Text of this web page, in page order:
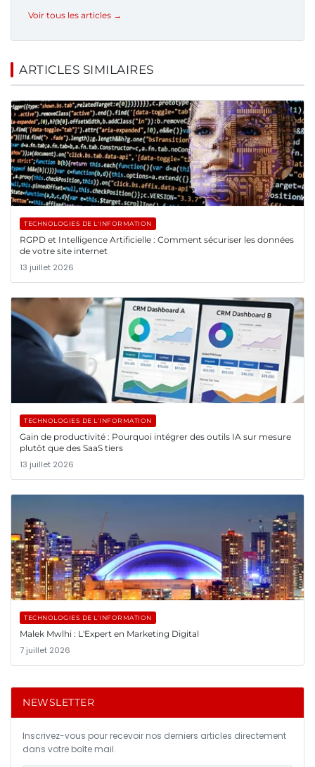
Voir tous les articles →
ARTICLES SIMILAIRES
TECHNOLOGIES DE L'INFORMATION
RGPD et Intelligence Artificielle : Comment sécuriser les données
de votre site internet
13 juillet 2026
TECHNOLOGIES DE L'INFORMATION
Gain de productivité : Pourquoi intégrer des outils IA sur mesure
plutôt que des SaaS tiers
13 juillet 2026
TECHNOLOGIES DE L'INFORMATION
Malek Mwlhi : L'Expert en Marketing Digital
7 juillet 2026
NEWSLETTER
Inscrivez-vous pour recevoir nos derniers articles directement
dans votre boîte mail.